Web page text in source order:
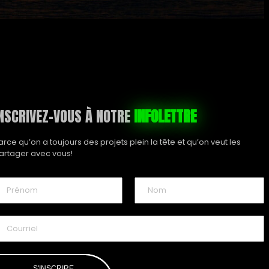
VOUS À NOTREINFOLETTRE
qu’on a toujours des projets plein la tête et qu’on veut les
avec vous!
o